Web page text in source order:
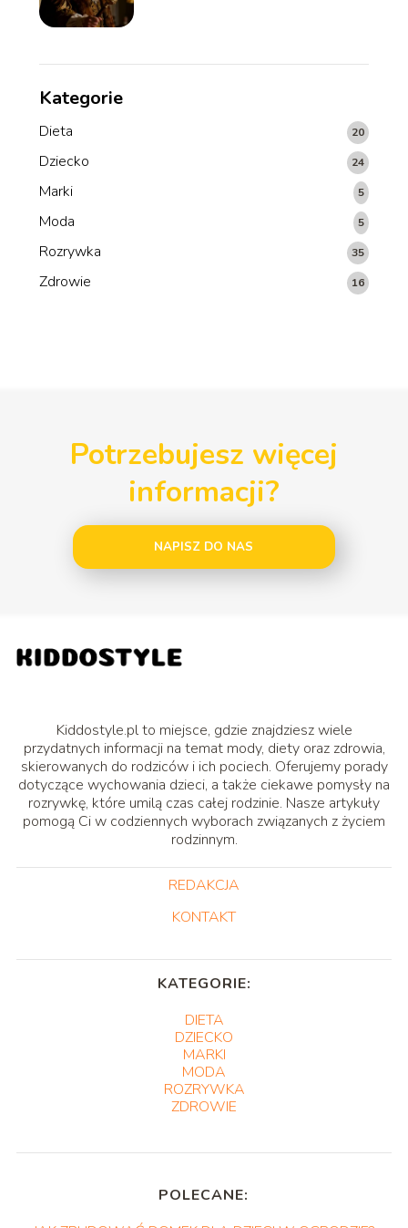
Kategorie
Dieta 20
Dziecko 24
Marki 5
Moda 5
Rozrywka 35
Zdrowie 16
Potrzebujesz więcej
informacji?
NAPISZ DO NAS
Kiddostyle.pl to miejsce, gdzie znajdziesz wiele
przydatnych informacji na temat mody, diety oraz zdrowia,
skierowanych do rodziców i ich pociech. Oferujemy porady
dotyczące wychowania dzieci, a także ciekawe pomysły na
rozrywkę, które umilą czas całej rodzinie. Nasze artykuły
pomogą Ci w codziennych wyborach związanych z życiem
rodzinnym.
REDAKCJA
KONTAKT
KATEGORIE:
DIETA
DZIECKO
MARKI
MODA
ROZRYWKA
ZDROWIE
POLECANE: